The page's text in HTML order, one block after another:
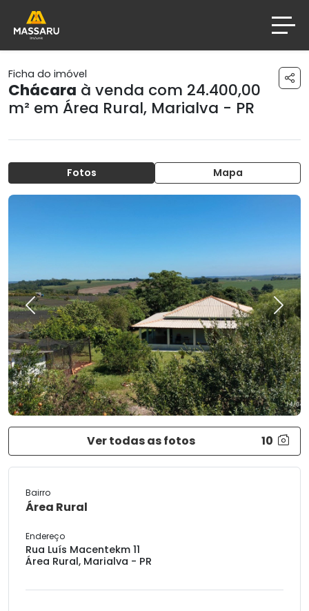
Ficha do imóvel
Chácara à venda com 24.400,00
m² em Área Rural, Marialva - PR
Fotos Mapa
Previous Next
Ver todas as fotos 10
Bairro
Área Rural
Endereço
Rua Luís Macentekm 11
Área Rural, Marialva - PR